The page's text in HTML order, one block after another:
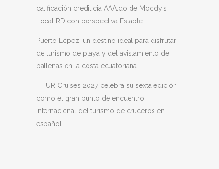
calificación crediticia AAA.do de Moody’s
Local RD con perspectiva Estable
Puerto López, un destino ideal para disfrutar
de turismo de playa y del avistamiento de
ballenas en la costa ecuatoriana
FITUR Cruises 2027 celebra su sexta edición
como el gran punto de encuentro
internacional del turismo de cruceros en
español